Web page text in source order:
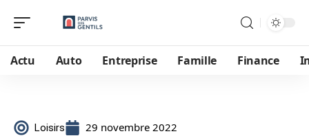
Actu Auto Entreprise Famille Finance
Loisirs 29 novembre 2022